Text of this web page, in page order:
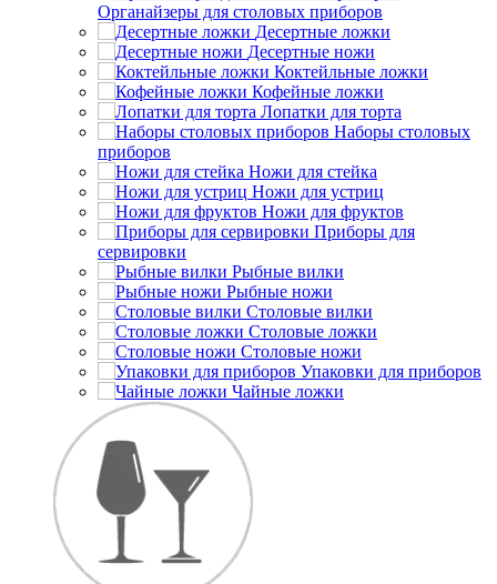
Органайзеры для столовых приборов
Десертные ложки
Десертные ножи
Коктейльные ложки
Кофейные ложки
Лопатки для торта
Наборы столовых
приборов
Ножи для стейка
Ножи для устриц
Ножи для фруктов
Приборы для
сервировки
Рыбные вилки
Рыбные ножи
Столовые вилки
Столовые ложки
Столовые ножи
Упаковки для приборов
Чайные ложки